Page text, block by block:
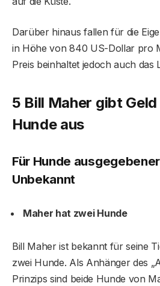
Darüber hinaus fallen für die
in Höhe von 840 US-Dollar pro
Preis beinhaltet jedoch auch das
5 Bill Maher gibt
Hunde aus
Für Hunde
Unbekannt
Maher hat zwei Hunde
Bill Maher ist bekannt für seine
zwei Hunde. Als Anhänger des
Prinzips sind beide Hunde von